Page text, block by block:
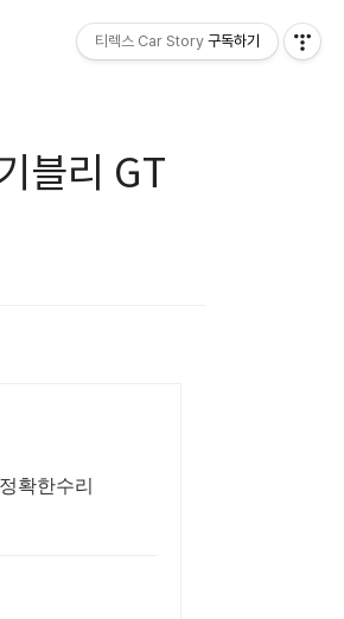
블리 GT
확한수리
티렉스 Car Story 구독하기